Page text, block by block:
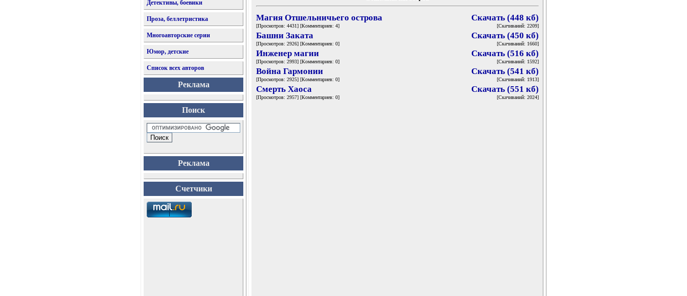
Детективы, боевики
Проза, беллетристика
Многоавторские серии
Юмор, детские
Список всех авторов
Реклама
Поиск
Реклама
Счетчики
Магия Отшельничьего острова
[Просмотров: 4431] [Комментариев: 4]
Скачать (448 кб)
[Скачиваний: 2209]
Башни Заката
[Просмотров: 2926] [Комментариев: 0]
Скачать (450 кб)
[Скачиваний: 1660]
Инженер магии
[Просмотров: 2993] [Комментариев: 0]
Скачать (516 кб)
[Скачиваний: 1592]
Война Гармонии
[Просмотров: 2925] [Комментариев: 0]
Скачать (541 кб)
[Скачиваний: 1913]
Смерть Хаоса
[Просмотров: 2957] [Комментариев: 0]
Скачать (551 кб)
[Скачиваний: 2024]